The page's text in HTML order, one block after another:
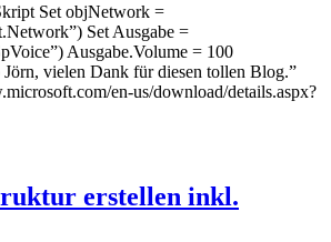
Set objNetwork =
Set Ausgabe =
Ausgabe.Volume = 100
Jörn, vielen Dank für diesen tollen Blog.”
en-us/download/details.aspx?
erstellen inkl.